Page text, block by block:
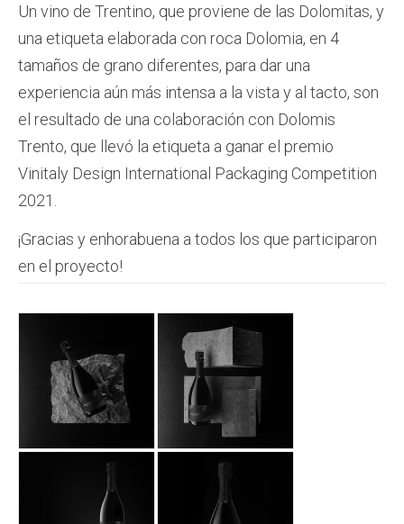
Un vino de Trentino, que proviene de las Dolomitas, y
una etiqueta elaborada con roca Dolomia, en 4
tamaños de grano diferentes, para dar una
experiencia aún más intensa a la vista y al tacto, son
el resultado de una colaboración con Dolomis
Trento, que llevó la etiqueta a ganar el premio
Vinitaly Design International Packaging Competition
2021.
¡Gracias y enhorabuena a todos los que participaron
en el proyecto!